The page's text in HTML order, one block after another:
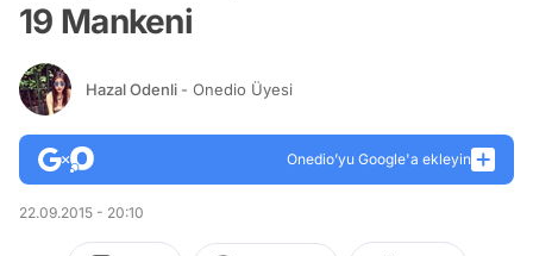
19 Mankeni
Hazal Odenli - Onedio Üyesi
Onedio’yu Google'a ekleyin
22.09.2015 - 20:10